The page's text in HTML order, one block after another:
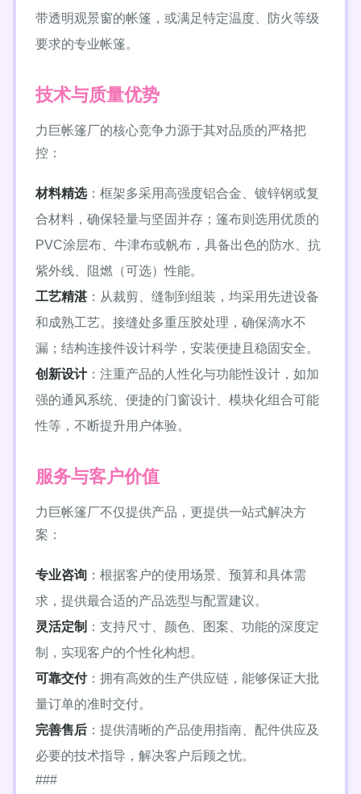
带透明观景窗的帐篷，或满足特定温度、防火等级
要求的专业帐篷。
技术与质量优势
力巨帐篷厂的核心竞争力源于其对品质的严格把
控：
材料精选：框架多采用高强度铝合金、镀锌钢或复
合材料，确保轻量与坚固并存；篷布则选用优质的
PVC涂层布、牛津布或帆布，具备出色的防水、抗
紫外线、阻燃（可选）性能。
工艺精湛：从裁剪、缝制到组装，均采用先进设备
和成熟工艺。接缝处多重压胶处理，确保滴水不
漏；结构连接件设计科学，安装便捷且稳固安全。
创新设计：注重产品的人性化与功能性设计，如加
强的通风系统、便捷的门窗设计、模块化组合可能
性等，不断提升用户体验。
服务与客户价值
力巨帐篷厂不仅提供产品，更提供一站式解决方
案：
专业咨询 ：根据客户的使用场景、预算和具体需
求，提供最合适的产品选型与配置建议。
灵活定制 ：支持尺寸、颜色、图案、功能的深度定
制，实现客户的个性化构想。
可靠交付：拥有高效的生产供应链，能够保证大批
量订单的准时交付。
完善售后 ：提供清晰的产品使用指南、配件供应及
必要的技术指导，解决客户后顾之忧。
###